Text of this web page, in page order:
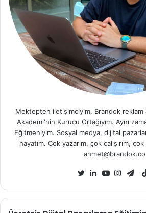
Mektepten iletişimciyim. Brandok reklam
Akademi'nin Kurucu Ortağıyım. Aynı
Eğitmeniyim. Sosyal medya, dijital
hayatım. Çok yazarım, çok çalışırım,
ahmet@brandok.co